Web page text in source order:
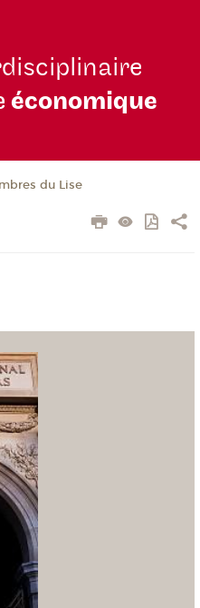
économique
du Lise